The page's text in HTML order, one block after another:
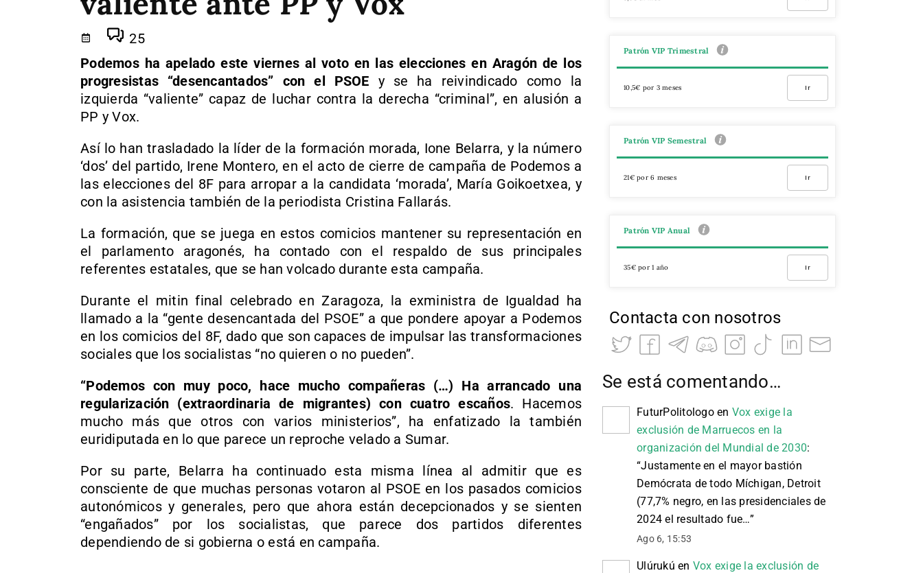
25
Podemos ha apelado este viernes al voto en las elecciones en Aragón de los
progresistas “desencantados” con el PSOE y se ha reivindicado como la
izquierda “valiente” capaz de luchar contra la derecha “criminal”, en alusión a
PP y Vox.
Así lo han trasladado la líder de la formación morada, Ione Belarra, y la número
‘dos’ del partido, Irene Montero, en el acto de cierre de campaña de Podemos a
las elecciones del 8F para arropar a la candidata ‘morada’, María Goikoetxea, y
con la asistencia también de la periodista Cristina Fallarás.
La formación, que se juega en estos comicios mantener su representación en
el parlamento aragonés, ha contado con el respaldo de sus principales
referentes estatales, que se han volcado durante esta campaña.
Durante el mitin final celebrado en Zaragoza, la exministra de Igualdad ha
llamado a la “gente desencantada del PSOE” a que pondere apoyar a Podemos
en los comicios del 8F, dado que son capaces de impulsar las transformaciones
sociales que los socialistas “no quieren o no pueden”.
“Podemos con muy poco, hace mucho compañeras (…) Ha arrancado una
regularización (extraordinaria de migrantes) con cuatro escaños. Hacemos
mucho más que otros con varios ministerios”, ha enfatizado la también
euridiputada en lo que parece un reproche velado a Sumar.
Por su parte, Belarra ha continuado esta misma línea al admitir que es
consciente de que muchas personas votaron al PSOE en los pasados comicios
autonómicos y generales, pero que ahora están decepcionados y se sienten
“engañados” por los socialistas, que parece dos partidos diferentes
dependiendo de si gobierna o está en campaña.
Patrón VIP Trimestral
10,5€ por 3 meses Ir
Patrón VIP Semestral
21€ por 6 meses Ir
Patrón VIP Anual
35€ por 1 año Ir
Contacta con nosotros
Se está comentando…
FuturPolitologoen Vox exige la
exclusión de Marruecos en la
organización del Mundial de 2030:
“Justamente en el mayor bastión
Demócrata de todo Míchigan, Detroit
(77,7% negro, en las presidenciales de
2024 el resultado fue…”
Ago 6, 15:53
Ulúrukú en Vox exige la exclusión de